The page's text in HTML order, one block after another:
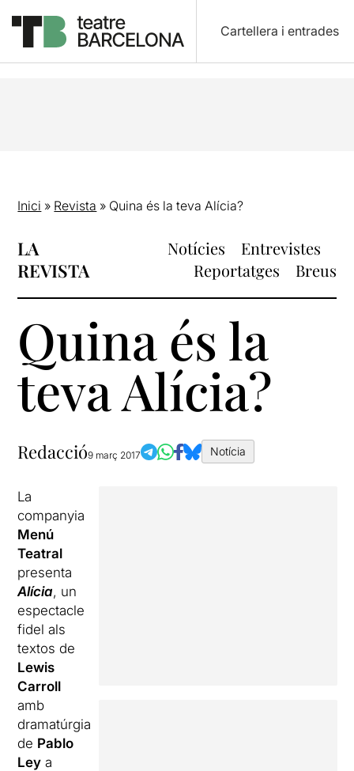
Cartellera i entrades
Inici » Revista » Quina és la teva Alícia?
LA
REVISTA
Notícies
Entrevistes
Reportatges
Breus
Quina és la
teva Alícia?
Redacció9 març 2017 Notícia
La
companyia
Menú
Teatral
presenta
Alícia, un
espectacle
fidel als
textos de
Lewis
Carroll
amb
dramatúrgia
de Pablo
Ley a